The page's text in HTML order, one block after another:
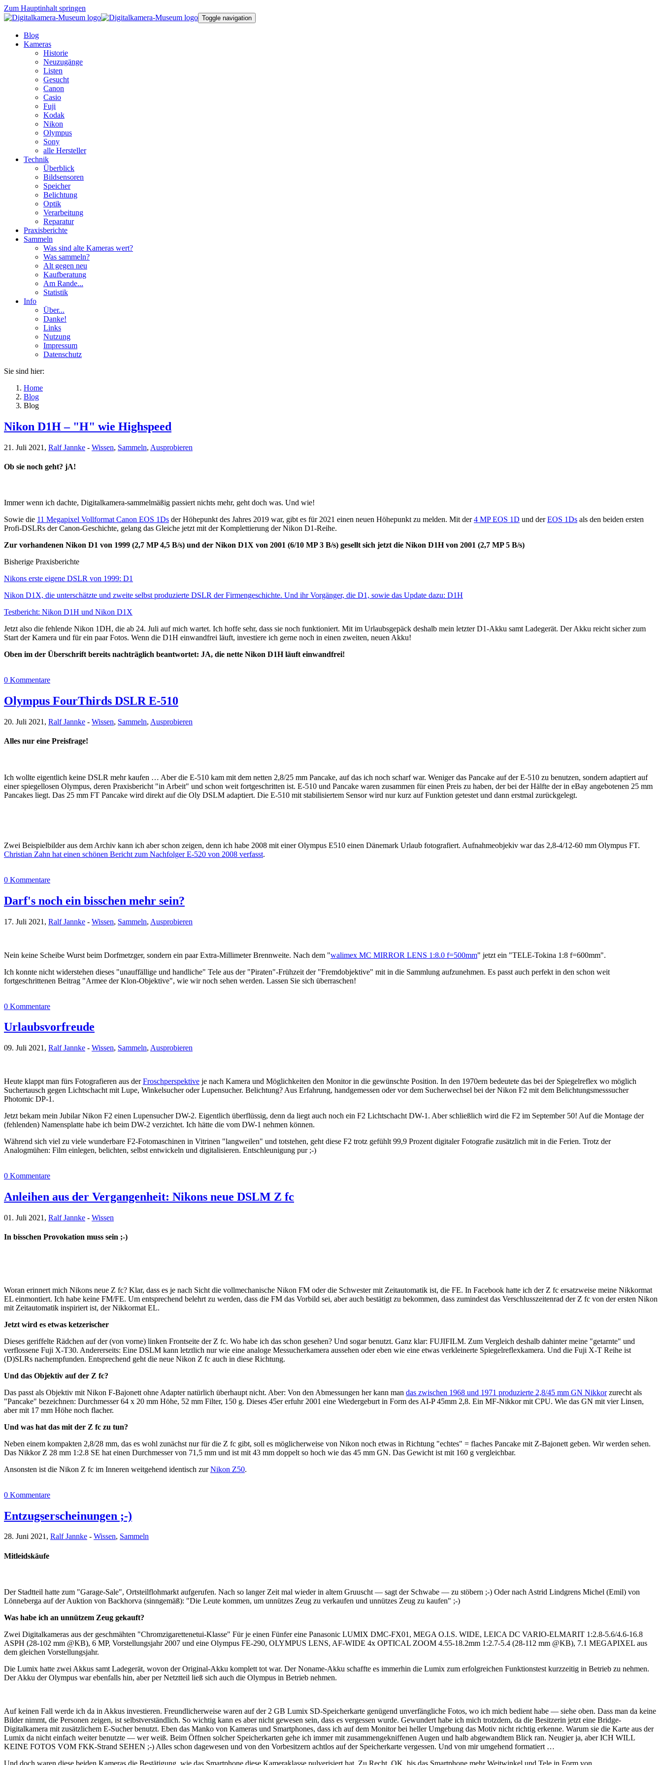
Zum Hauptinhalt springen
Toggle navigation
Blog
Kameras
Historie
Neuzugänge
Listen
Gesucht
Canon
Casio
Fuji
Kodak
Nikon
Olympus
Sony
alle Hersteller
Technik
Überblick
Bildsensoren
Speicher
Belichtung
Optik
Verarbeitung
Reparatur
Praxisberichte
Sammeln
Was sind alte Kameras wert?
Was sammeln?
Alt gegen neu
Kaufberatung
Am Rande...
Statistik
Info
Über...
Danke!
Links
Nutzung
Impressum
Datenschutz
Sie sind hier:
Home
Blog
Blog
Nikon D1H – "H" wie Highspeed
21. Juli 2021, Ralf Jannke - Wissen, Sammeln, Ausprobieren
Ob sie noch geht? jA!
Immer wenn ich dachte, Digitalkamera-sammelmäßig passiert nichts mehr, geht doch was. Und wie!
Sowie die 11 Megapixel Vollformat Canon EOS 1Ds der Höhepunkt des Jahres 2019 war, gibt es für 2021 einen neuen Höhepunkt zu melden. Mit der4 MP EOS 1D und derEOS 1Ds als den beiden ersten
Profi-DSLRs der Canon-Geschichte, gelang das Gleiche jetzt mit der Komplettierung der Nikon D1-Reihe.
Zur vorhandenen Nikon D1 von 1999 (2,7 MP 4,5 B/s) und der Nikon D1X von 2001 (6/10 MP 3 B/s) gesellt sich jetzt die Nikon D1H von 2001 (2,7 MP 5 B/s)
Bisherige Praxisberichte
Nikons erste eigene DSLR von 1999: D1
Nikon D1X, die unterschätzte und zweite selbst produzierte DSLR der Firmengeschichte. Und ihr Vorgänger, die D1, sowie das Update dazu: D1H
Testbericht: Nikon D1H und Nikon D1X
Jetzt also die fehlende Nikon 1DH, die ab 24. Juli auf mich wartet. Ich hoffe sehr, dass sie noch funktioniert. Mit im Urlaubsgepäck deshalb mein letzter D1-Akku samt Ladegerät. Der Akku reicht sicher zum
Start der Kamera und für ein paar Fotos. Wenn die D1H einwandfrei läuft, investiere ich gerne noch in einen zweiten, neuen Akku!
Oben im der Überschrift bereits nachträglich beantwortet: JA, die nette Nikon D1H läuft einwandfrei!
0 Kommentare
Olympus FourThirds DSLR E-510
20. Juli 2021, Ralf Jannke - Wissen, Sammeln, Ausprobieren
Alles nur eine Preisfrage!
Ich wollte eigentlich keine DSLR mehr kaufen … Aber die E-510 kam mit dem netten 2,8/25 mm Pancake, auf das ich noch scharf war. Weniger das Pancake auf der E-510 zu benutzen, sondern adaptiert auf
einer spiegellosen Olympus, deren Praxisbericht "in Arbeit" und schon weit fortgeschritten ist. E-510 und Pancake waren zusammen für einen Preis zu haben, der bei der Hälfte der in eBay angebotenen 25 mm
Pancakes liegt. Das 25 mm FT Pancake wird direkt auf die Oly DSLM adaptiert. Die E-510 mit stabilisiertem Sensor wird nur kurz auf Funktion getestet und dann erstmal zurückgelegt.
Zwei Beispielbilder aus dem Archiv kann ich aber schon zeigen, denn ich habe 2008 mit einer Olympus E510 einen Dänemark Urlaub fotografiert. Aufnahmeobjekiv war das 2,8-4/12-60 mm Olympus FT.
Christian Zahn hat einen schönen Bericht zum Nachfolger E-520 von 2008 verfasst.
0 Kommentare
Darf's noch ein bisschen mehr sein?
17. Juli 2021, Ralf Jannke - Wissen, Sammeln, Ausprobieren
Nein keine Scheibe Wurst beim Dorfmetzger, sondern ein paar Extra-Millimeter Brennweite. Nach dem "walimex MC MIRROR LENS 1:8.0 f=500mm" jetzt ein "TELE-Tokina 1:8 f=600mm".
Ich konnte nicht widerstehen dieses "unauffällige und handliche" Tele aus der "Piraten"-Frühzeit der "Fremdobjektive" mit in die Sammlung aufzunehmen. Es passt auch perfekt in den schon weit
fortgeschrittenen Beitrag "Armee der Klon-Objektive", wie wir noch sehen werden. Lassen Sie sich überraschen!
0 Kommentare
Urlaubsvorfreude
09. Juli 2021, Ralf Jannke - Wissen, Sammeln, Ausprobieren
Heute klappt man fürs Fotografieren aus derFroschperspektive je nach Kamera und Möglichkeiten den Monitor in die gewünschte Position. In den 1970ern bedeutete das bei der Spiegelreflex wo möglich
Suchertausch gegen Lichtschacht mit Lupe, Winkelsucher oder Lupensucher. Belichtung? Aus Erfahrung, handgemessen oder vor dem Sucherwechsel bei der Nikon F2 mit dem Belichtungsmesssucher
Photomic DP-1.
Jetzt bekam mein Jubilar Nikon F2 einen Lupensucher DW-2. Eigentlich überflüssig, denn da liegt auch noch ein F2 Lichtschacht DW-1. Aber schließlich wird die F2 im September 50! Auf die Montage der
(fehlenden) Namensplatte habe ich beim DW-2 verzichtet. Ich hätte die vom DW-1 nehmen können.
Während sich viel zu viele wunderbare F2-Fotomaschinen in Vitrinen "langweilen" und totstehen, geht diese F2 trotz gefühlt 99,9 Prozent digitaler Fotografie zusätzlich mit in die Ferien. Trotz der
Analogmühen: Film einlegen, belichten, selbst entwickeln und digitalisieren. Entschleunigung pur ;-)
0 Kommentare
Anleihen aus der Vergangenheit: Nikons neue DSLM Z fc
01. Juli 2021, Ralf Jannke - Wissen
In bisschen Provokation muss sein ;-)
Woran erinnert mich Nikons neue Z fc? Klar, dass es je nach Sicht die vollmechanische Nikon FM oder die Schwester mit Zeitautomatik ist, die FE. In Facebook hatte ich der Z fc ersatzweise meine Nikkormat
EL einmontiert. Ich habe keine FM/FE. Um entsprechend belehrt zu werden, dass die FM das Vorbild sei, aber auch bestätigt zu bekommen, dass zumindest das Verschlusszeitenrad der Z fc von der ersten Nikon
mit Zeitautomatik inspiriert ist, der Nikkormat EL.
Jetzt wird es etwas ketzerischer
Dieses geriffelte Rädchen auf der (von vorne) linken Frontseite der Z fc. Wo habe ich das schon gesehen? Und sogar benutzt. Ganz klar: FUJIFILM. Zum Vergleich deshalb dahinter meine "getarnte" und
verflossene Fuji X-T30. Andererseits: Eine DSLM kann letztlich nur wie eine analoge Messucherkamera aussehen oder eben wie eine etwas verkleinerte Spiegelreflexkamera. Und die Fuji X-T Reihe ist
(D)SLRs nachempfunden. Entsprechend geht die neue Nikon Z fc auch in diese Richtung.
Und das Objektiv auf der Z fc?
Das passt als Objektiv mit Nikon F-Bajonett ohne Adapter natürlich überhaupt nicht. Aber: Von den Abmessungen her kann man das zwischen 1968 und 1971 produzierte 2,8/45 mm GN Nikkorzurecht als
"Pancake" bezeichnen: Durchmesser 64 x 20 mm Höhe, 52 mm Filter, 150 g. Dieses 45er erfuhr 2001 eine Wiedergeburt in Form des AI-P 45mm 2,8. Ein MF-Nikkor mit CPU. Wie das GN mit vier Linsen,
aber mit 17 mm Höhe noch flacher.
Und was hat das mit der Z fc zu tun?
Neben einem kompakten 2,8/28 mm, das es wohl zunächst nur für die Z fc gibt, soll es möglicherweise von Nikon noch etwas in Richtung "echtes" = flaches Pancake mit Z-Bajonett geben. Wir werden sehen.
Das Nikkor Z 28 mm 1:2.8 SE hat einen Durchmesser von 71,5 mm und ist mit 43 mm doppelt so hoch wie das 45 mm GN. Das Gewicht ist mit 160 g vergleichbar.
Ansonsten ist die Nikon Z fc im Inneren weitgehend identisch zurNikon Z50.
0 Kommentare
Entzugserscheinungen ;-)
28. Juni 2021, Ralf Jannke - Wissen, Sammeln
Mitleidskäufe
Der Stadtteil hatte zum "Garage-Sale", Ortsteilflohmarkt aufgerufen. Nach so langer Zeit mal wieder in altem Gruuscht — sagt der Schwabe — zu stöbern ;-) Oder nach Astrid Lindgrens Michel (Emil) von
Lönneberga auf der Auktion von Backhorva (sinngemäß): "Die Leute kommen, um unnützes Zeug zu verkaufen und unnützes Zeug zu kaufen" ;-)
Was habe ich an unnützem Zeug gekauft?
Zwei Digitalkameras aus der geschmähten "Chromzigarettenetui-Klasse" Für je einen Fünfer eine Panasonic LUMIX DMC-FX01, MEGA O.I.S. WIDE, LEICA DC VARIO-ELMARIT 1:2.8-5.6/4.6-16.8
ASPH (28-102 mm @KB), 6 MP, Vorstellungsjahr 2007 und eine Olympus FE-290, OLYMPUS LENS, AF-WIDE 4x OPTICAL ZOOM 4.55-18.2mm 1:2.7-5.4 (28-112 mm @KB), 7.1 MEGAPIXEL aus
dem gleichen Vorstellungsjahr.
Die Lumix hatte zwei Akkus samt Ladegerät, wovon der Original-Akku komplett tot war. Der Noname-Akku schaffte es immerhin die Lumix zum erfolgreichen Funktionstest kurzzeitig in Betrieb zu nehmen.
Der Akku der Olympus war ebenfalls hin, aber per Netztteil ließ sich auch die Olympus in Betrieb nehmen.
Auf keinen Fall werde ich da in Akkus investieren. Freundlicherweise waren auf der 2 GB Lumix SD-Speicherkarte genügend unverfängliche Fotos, wo ich mich bedient habe — siehe oben. Dass man da keine
Bilder nimmt, die Personen zeigen, ist selbstverständlich. So wichtig kann es aber nicht gewesen sein, dass es vergessen wurde. Gewundert habe ich mich trotzdem, da die Besitzerin jetzt eine Bridge-
Digitalkamera mit zusätzlichem E-Sucher benutzt. Eben das Manko von Kameras und Smartphones, dass ich auf dem Monitor bei heller Umgebung das Motiv nicht richtig erkenne. Warum sie die Karte aus der
Lumix da nicht einfach weiter benutzte — wer weiß. Beim Öffnen solcher Speicherkarten gehe ich immer mit zusammengekniffenen Augen und halb abgewandtem Blick ran. Neugier ja, aber ICH WILL
KEINE FOTOS VOM FKK-Strand SEHEN ;-) Alles schon dagewesen und von den Vorbesitzern achtlos auf der Speicherkarte vergessen. Und von mir umgehend formatiert …
Und doch waren diese beiden Kameras die Bestätigung, wie das Smartphone diese Kameraklasse pulverisiert hat. Zu Recht. OK, bis das Smartphone mehr Weitwinkel und Tele in Form von